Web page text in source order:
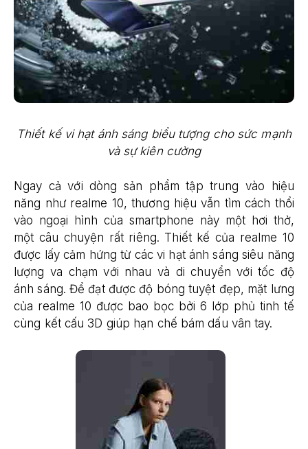
Thiết kế vi hạt ánh sáng biểu tượng cho sức mạnh
và sự kiên cường
Ngay cả với dòng sản phẩm tập trung vào hiệu
năng như realme 10, thương hiệu vẫn tìm cách thổi
vào ngoại hình của smartphone này một hơi thở,
một câu chuyện rất riêng. Thiết kế của realme 10
được lấy cảm hứng từ các vi hạt ánh sáng siêu năng
lượng va chạm với nhau và di chuyển với tốc độ
ánh sáng. Để đạt được độ bóng tuyệt đẹp, mặt lưng
của realme 10 được bao bọc bởi 6 lớp phủ tinh tế
cùng kết cấu 3D giúp hạn chế bám dấu vân tay.